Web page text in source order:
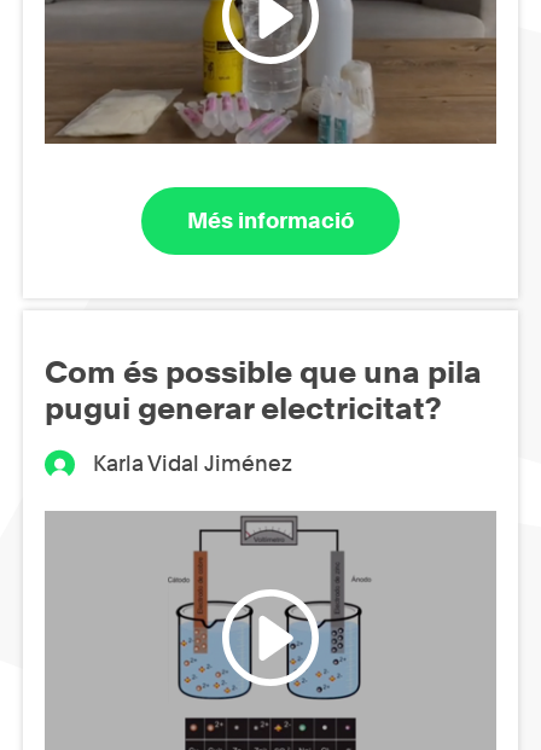
Més informació
Com és possible que una pila
pugui generar electricitat?
Karla Vidal Jiménez